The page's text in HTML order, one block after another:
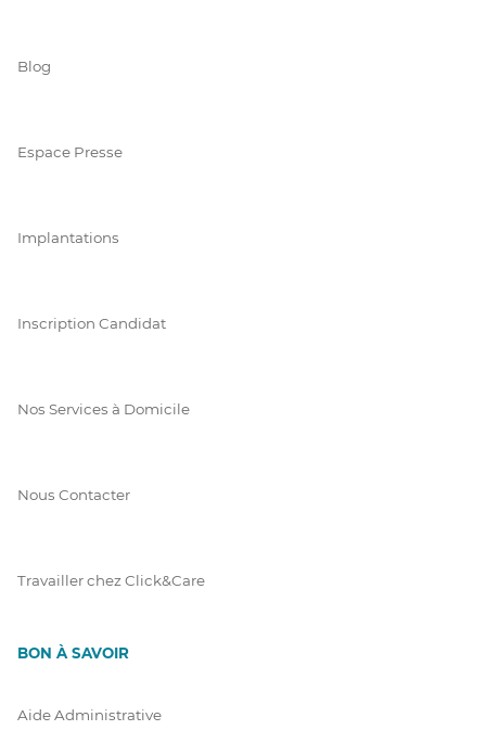
Blog
Espace Presse
Implantations
Inscription Candidat
Nos Services à Domicile
Nous Contacter
Travailler chez Click&Care
BON À SAVOIR
Aide Administrative